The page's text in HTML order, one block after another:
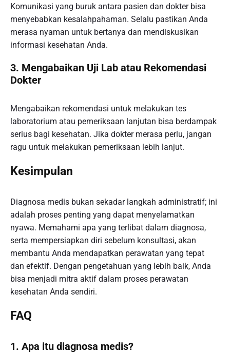
Komunikasi yang buruk antara pasien dan dokter bisa
menyebabkan kesalahpahaman. Selalu pastikan Anda
merasa nyaman untuk bertanya dan mendiskusikan
informasi kesehatan Anda.
3. Mengabaikan Uji Lab atau Rekomendasi
Dokter
Mengabaikan rekomendasi untuk melakukan tes
laboratorium atau pemeriksaan lanjutan bisa berdampak
serius bagi kesehatan. Jika dokter merasa perlu, jangan
ragu untuk melakukan pemeriksaan lebih lanjut.
Kesimpulan
Diagnosa medis bukan sekadar langkah administratif; ini
adalah proses penting yang dapat menyelamatkan
nyawa. Memahami apa yang terlibat dalam diagnosa,
serta mempersiapkan diri sebelum konsultasi, akan
membantu Anda mendapatkan perawatan yang tepat
dan efektif. Dengan pengetahuan yang lebih baik, Anda
bisa menjadi mitra aktif dalam proses perawatan
kesehatan Anda sendiri.
FAQ
1. Apa itu diagnosa medis?